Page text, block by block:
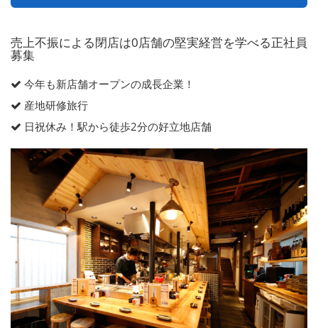
売上不振による閉店は0店舗の堅実経営を学べる正社員
募集
今年も新店舗オープンの成長企業！
産地研修旅行
日祝休み！駅から徒歩2分の好立地店舗